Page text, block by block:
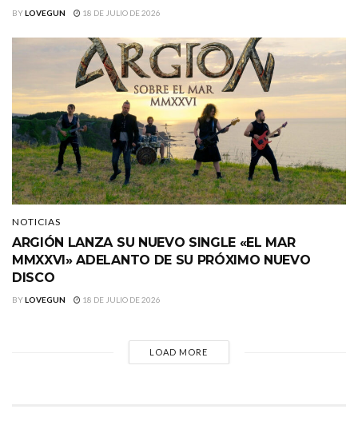
BYLOVEGUN 18 DE JULIO DE 2026
NOTICIAS
ARGIÓN LANZA SU NUEVO SINGLE «EL MAR
MMXXVI» ADELANTO DE SU PRÓXIMO NUEVO
DISCO
BYLOVEGUN 18 DE JULIO DE 2026
LOAD MORE